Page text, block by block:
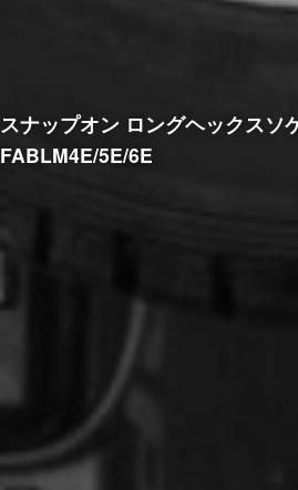
スナップオン ロングヘックスソ
FABLM4E/5E/6E